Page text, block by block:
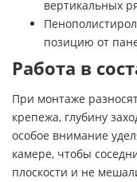
вертикальных
позицию от
Работа в
При монтаже
крепежа, глубину
особое внимание
камере, чтобы
плоскости и не